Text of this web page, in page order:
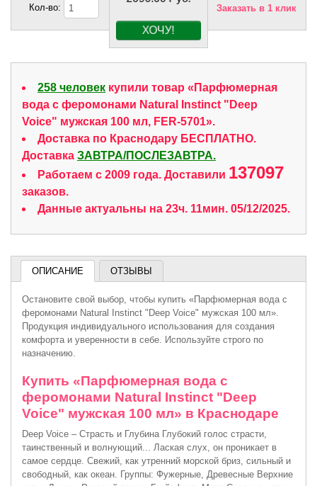
Заказать в 1 клик
258 человек купили товар «Парфюмерная
вода с феромонами Natural Instinct "Deep
Voice" мужская 100 мл, FER-5701».
Доставка по Краснодару БЕСПЛАТНО.
Доставка ЗАВТРА/ПОСЛЕЗАВТРА.
Работаем с 2009 года. Доставили 137097
заказов.
Данные актуальны на 23ч. 11мин. 05/12/2025.
ОПИСАНИЕ ОТЗЫВЫ
Остановите свой выбор, чтобы купить «Парфюмерная вода с
феромонами Natural Instinct "Deep Voice" мужская 100 мл».
Продукция индивидуального использования для создания
комфорта и уверенности в себе. Используйте строго по
назначению.
Купить «Парфюмерная вода с
феромонами Natural Instinct "Deep
Voice" мужская 100 мл» в Краснодаре
Deep Voice – Страсть и Глубина Глубокий голос страсти,
таинственный и волнующий... Лаская слух, он проникает в
самое сердце. Свежий, как утренний морской бриз, сильный и
свободный, как океан. Группы: Фужерные, Древесные Верхние